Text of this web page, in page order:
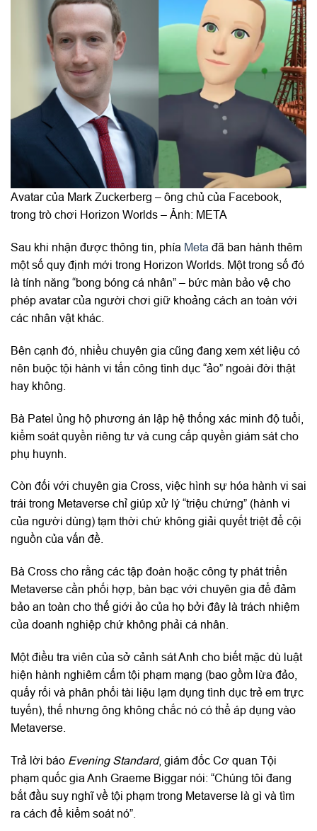
Avatar của Mark Zuckerberg – ông chủ của Facebook,
trong trò chơi Horizon Worlds – Ảnh: META
Sau khi nhận được thông tin, phía Meta đã ban hành thêm
một số quy định mới trong Horizon Worlds. Một trong số đó
là tính năng “bong bóng cá nhân” – bức màn bảo vệ cho
phép avatar của người chơi giữ khoảng cách an toàn với
các nhân vật khác.
Bên cạnh đó, nhiều chuyên gia cũng đang xem xét liệu có
nên buộc tội hành vi tấn công tình dục “ảo” ngoài đời thật
hay không.
Bà Patel ủng hộ phương án lập hệ thống xác minh độ tuổi,
kiểm soát quyền riêng tư và cung cấp quyền giám sát cho
phụ huynh.
Còn đối với chuyên gia Cross, việc hình sự hóa hành vi sai
trái trong Metaverse chỉ giúp xử lý “triệu chứng” (hành vi
của người dùng) tạm thời chứ không giải quyết triệt để cội
nguồn của vấn đề.
Bà Cross cho rằng các tập đoàn hoặc công ty phát triển
Metaverse cần phối hợp, bàn bạc với chuyên gia để đảm
bảo an toàn cho thế giới ảo của họ bởi đây là trách nhiệm
của doanh nghiệp chứ không phải cá nhân.
Một điều tra viên của sở cảnh sát Anh cho biết mặc dù luật
hiện hành nghiêm cấm tội phạm mạng (bao gồm lừa đảo,
quấy rối và phân phối tài liệu lạm dụng tình dục trẻ em trực
tuyến), thế nhưng ông không chắc nó có thể áp dụng vào
Metaverse.
Trả lời báo Evening Standard, giám đốc Cơ quan Tội
phạm quốc gia Anh Graeme Biggar nói: “Chúng tôi đang
bắt đầu suy nghĩ về tội phạm trong Metaverse là gì và tìm
ra cách để kiểm soát nó”.